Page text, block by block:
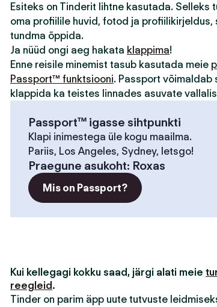
Esiteks on Tinderit lihtne kasutada. Selleks
oma profiilile huvid, fotod ja profiilikirjeldus,
tundma õppida.
Ja nüüd ongi aeg hakata klappima!
Enne reisile minemist tasub kasutada meie
Passport™ funktsiooni. Passport võimaldab
klappida ka teistes linnades asuvate
Passport™ igasse sihtpunkti
Klapi inimestega üle kogu maailma.
Pariis, Los Angeles, Sydney, letsgo!
Praegune asukoht: Roxas
Mis on Passport?
Kui kellegagi kokku saad, järgi alati meie
reegleid .
Tinder on parim äpp uute tutvuste